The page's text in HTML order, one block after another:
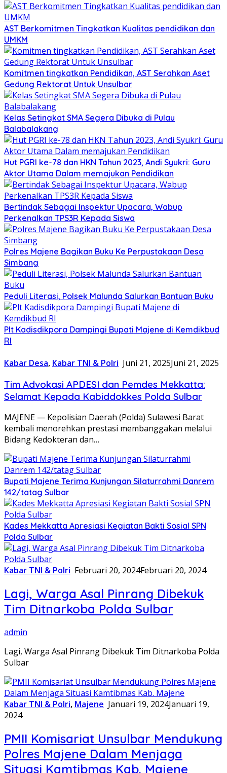
AST Berkomitmen Tingkatkan Kualitas pendidikan dan
UMKM
Komitmen tingkatkan Pendidikan, AST Serahkan Aset
Gedung Rektorat Untuk Unsulbar
Kelas Setingkat SMA Segera Dibuka di Pulau
Balabalakang
Hut PGRI ke-78 dan HKN Tahun 2023, Andi Syukri: Guru
Aktor Utama Dalam memajukan Pendidikan
Bertindak Sebagai Inspektur Upacara, Wabup
Perkenalkan TPS3R Kepada Siswa
Polres Majene Bagikan Buku Ke Perpustakaan Desa
Simbang
Peduli Literasi, Polsek Malunda Salurkan Bantuan Buku
Plt Kadisdikpora Dampingi Bupati Majene di Kemdikbud
RI
Kabar Desa, Kabar TNI & Polri Juni 21, 2025Juni 21, 2025
Tim Advokasi APDESI dan Pemdes Mekkatta:
Selamat Kepada Kabiddokkes Polda Sulbar
MAJENE — Kepolisian Daerah (Polda) Sulawesi Barat
kembali menorehkan prestasi membanggakan melalui
Bidang Kedokteran dan…
Bupati Majene Terima Kunjungan Silaturrahmi Danrem
142/tatag Sulbar
Kades Mekkatta Apresiasi Kegiatan Bakti Sosial SPN
Polda Sulbar
Kabar TNI & Polri Februari 20, 2024Februari 20, 2024
Lagi, Warga Asal Pinrang Dibekuk
Tim Ditnarkoba Polda Sulbar
admin
Lagi, Warga Asal Pinrang Dibekuk Tim Ditnarkoba Polda
Sulbar
Kabar TNI & Polri, Majene Januari 19, 2024Januari 19,
2024
PMII Komisariat Unsulbar Mendukung
Polres Majene Dalam Menjaga
Situasi Kamtibmas Kab. Majene